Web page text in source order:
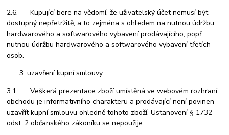
2.6. Kupující bere na vědomí, že uživatelský účet nemusí být
dostupný nepřetržitě, a to zejména s ohledem na nutnou údržbu
hardwarového a softwarového vybavení prodávajícího, popř.
nutnou údržbu hardwarového a softwarového vybavení třetích
osob.
uzavření kupní smlouvy
3.1. Veškerá prezentace zboží umístěná ve webovém rozhraní
obchodu je informativního charakteru a prodávající není povinen
uzavřít kupní smlouvu ohledně tohoto zboží. Ustanovení § 1732
odst. 2 občanského zákoníku se nepoužije.